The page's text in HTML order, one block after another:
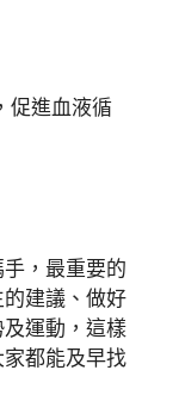
促進血液循
，最重要的
建議、做好
運動，這樣
都能及早找